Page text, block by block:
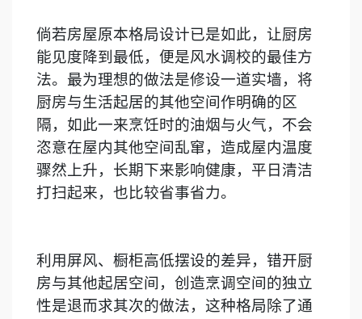
倘若房屋原本格局设计已是如此，让厨房
能见度降到最低，便是风水调校的最佳方
法。最为理想的做法是修设一道实墙，将
厨房与生活起居的其他空间作明确的区
隔，如此一来烹饪时的油烟与火气，不会
恣意在屋内其他空间乱窜，造成屋内温度
骤然上升，长期下来影响健康，平日清洁
打扫起来，也比较省事省力。
利用屏风、橱柜高低摆设的差异，错开厨
房与其他起居空间，创造烹调空间的独立
性是退而求其次的做法，这种格局除了通